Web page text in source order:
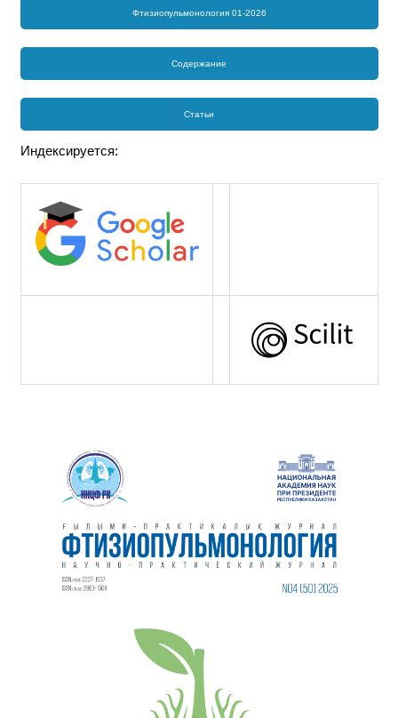
Фтизиопульмонология 01-2026
Содержание
Статьи
Индексируется: